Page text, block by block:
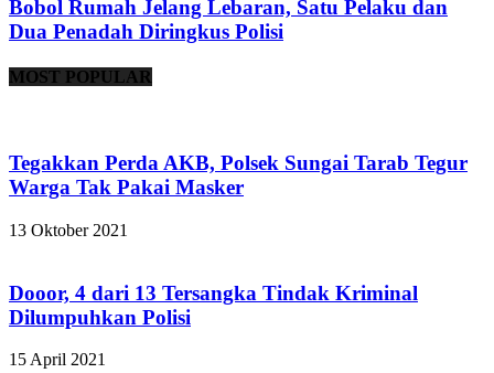
Bobol Rumah Jelang Lebaran, Satu Pelaku dan
Dua Penadah Diringkus Polisi
MOST POPULAR
Tegakkan Perda AKB, Polsek Sungai Tarab Tegur
Warga Tak Pakai Masker
13 Oktober 2021
Dooor, 4 dari 13 Tersangka Tindak Kriminal
Dilumpuhkan Polisi
15 April 2021